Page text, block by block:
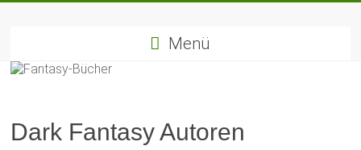
Bücher
Fantasybücher
Menü
Dark Fantasy Autoren